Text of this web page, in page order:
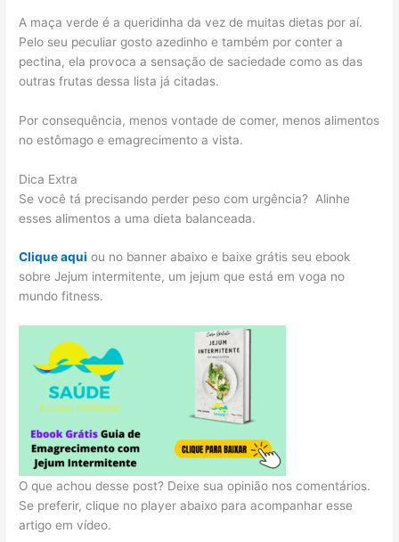
A maça verde é a queridinha da vez de muitas dietas por aí.
Pelo seu peculiar gosto azedinho e também por conter a
pectina, ela provoca a sensação de saciedade como as das
outras frutas dessa lista já citadas.
Por consequência, menos vontade de comer, menos alimentos
no estômago e emagrecimento a vista.
Dica Extra
Se você tá precisando perder peso com urgência? Alinhe
esses alimentos a uma dieta balanceada.
Clique aqui ou no banner abaixo e baixe grátis seu ebook
sobre Jejum intermitente, um jejum que está em voga no
mundo fitness.
O que achou desse post? Deixe sua opinião nos comentários.
Se preferir, clique no player abaixo para acompanhar esse
artigo em vídeo.